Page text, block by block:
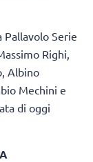
Serie
Righi,
Albino
Mechini e
di oggi